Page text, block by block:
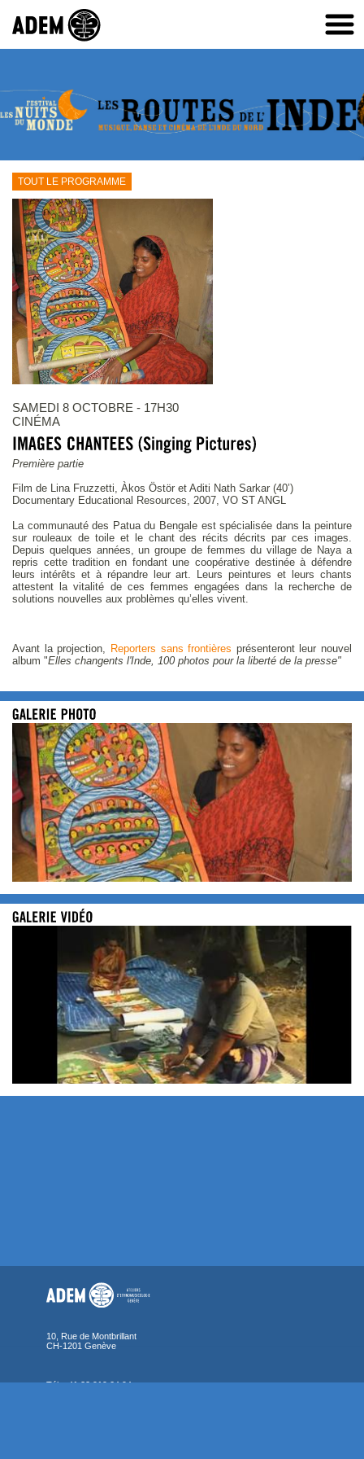
TOUT LE PROGRAMME
SAMEDI 8 OCTOBRE - 17H30
CINÉMA
Première partie
Film de Lina Fruzzetti, Àkos Östör et Aditi Nath Sarkar (40’)
Documentary Educational Resources, 2007, VO ST ANGL
La communauté des Patua du Bengale est spécialisée dans la peinture
sur rouleaux de toile et le chant des récits décrits par ces images.
Depuis quelques années, un groupe de femmes du village de Naya a
repris cette tradition en fondant une coopérative destinée à défendre
leurs intérêts et à répandre leur art. Leurs peintures et leurs chants
attestent la vitalité de ces femmes engagées dans la recherche de
solutions nouvelles aux problèmes qu’elles vivent.
Avant la projection, Reporters sans frontières présenteront leur nouvel
album "Elles changents l'Inde, 100 photos pour la liberté de la presse"
10, Rue de Montbrillant
CH-1201 Genève
Tél. +41 22 919 04 94